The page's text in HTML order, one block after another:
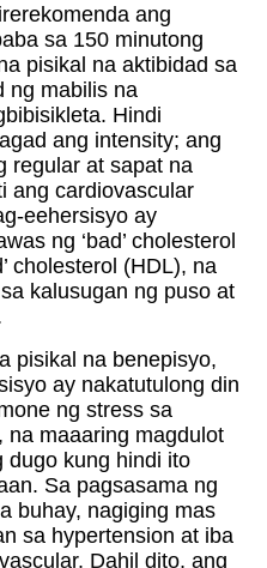
ang
sa 150 minutong
pisikal na aktibidad sa
ng mabilis na
Hindi
ang intensity; ang
regular at sapat na
ang cardiovascular
eehersisyo ay
ng ‘bad’ cholesterol
cholesterol (HDL), na
kalusugan ng puso at
pisikal na benepisyo,
ay nakatutulong din
ng stress sa
na maaaring magdulot
dugo kung hindi ito
Sa pagsasama ng
buhay, nagiging mas
sa hypertension at iba
Dahil dito, ang